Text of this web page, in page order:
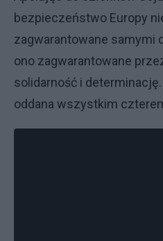
bezpieczeństwo Europy
zagwarantowane samymi
ono zagwarantowane
solidarność i
oddana wszystkim